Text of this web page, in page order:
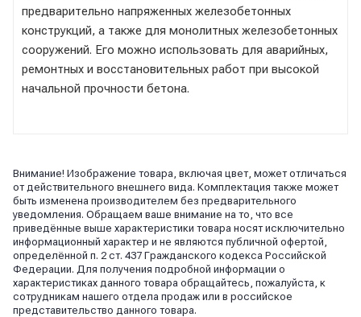
предварительно напряженных железобетонных
конструкций, а также для монолитных железобетонных
сооружений. Его можно использовать для аварийных,
ремонтных и восстановительных работ при высокой
начальной прочности бетона.
Внимание! Изображение товара, включая цвет, может отличаться
от действительного внешнего вида. Комплектация также может
быть изменена производителем без предварительного
уведомления. Обращаем ваше внимание на то, что все
приведённые выше характеристики товара носят исключительно
информационный характер и не являются публичной офертой,
определённой п. 2 ст. 437 Гражданского кодекса Российской
Федерации. Для получения подробной информации о
характеристиках данного товара обращайтесь, пожалуйста, к
сотрудникам нашего отдела продаж или в российское
представительство данного товара.